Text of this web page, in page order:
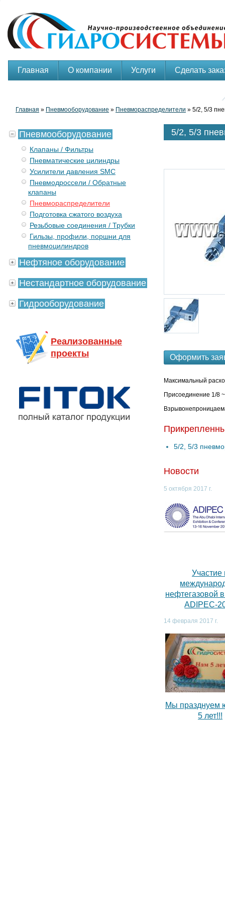
Главная О компании Услуги Сделать
Главная » Пневмооборудование » Пневмораспределители » 5/2, 5/3
5/2, 5/3
Оформить
Максимальный
Присоединение 1/8
5/2, 5/3
Новости
5 октября 2017 г.
Участие
нефтегазовой
ADIPEC-
14 февраля 2017 г.
Мы празднуем
5 лет!!!
Пневмооборудование
Клапаны / Фильтры
Пневматические цилиндры
Усилители давления SMC
Пневмодроссели / Обратные
клапаны
Пневмораспределители
Подготовка сжатого воздуха
Резьбовые соединения / Трубки
Гильзы, профили, поршни для
пневмоцилиндров
Нефтяное оборудование
Нестандартное оборудование
Гидрооборудование
Реализованные
проекты